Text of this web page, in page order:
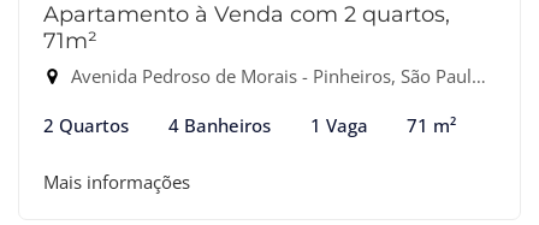
Apartamento à Venda com 2 quartos,
71m²
Avenida Pedroso de Morais - Pinheiros, São Paulo-SP
2 Quartos 4 Banheiros 1 Vaga 71 m²
Mais informações